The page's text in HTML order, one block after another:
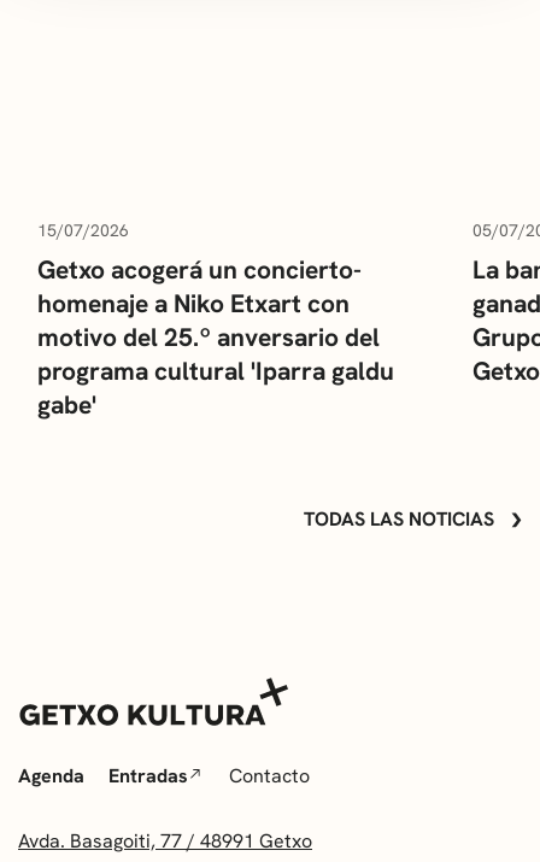
15/07/2026
Getxo acogerá un concierto-
homenaje a Niko Etxart con
motivo del 25.º anversario del
programa cultural 'Iparra galdu
gabe'
05/07/
La
Getxo
TODAS LAS NOTICIAS
Agenda Entradas Contacto
Avda. Basagoiti, 77 / 48991 Getxo